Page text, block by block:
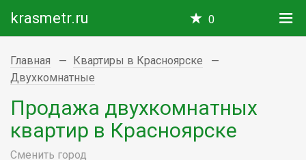
krasmetr.ru 0
Главная
Квартиры в Красноярске
Двухкомнатные
Продажа двухкомнатных
квартир в Красноярске
Сменить город